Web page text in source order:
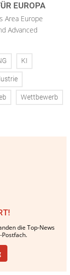
EUROPA
Area Europe
Advanced
KI
Wettbewerb
die Top-News